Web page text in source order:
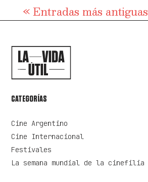
« Entradas más antiguas
CATEGORÍAS
Cine Argentino
Cine Internacional
Festivales
La semana mundial de la cinefilia